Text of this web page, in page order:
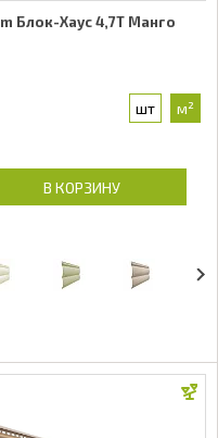
Блок-Хаус 4,7Т Манго
шт м²
В КОРЗИНУ